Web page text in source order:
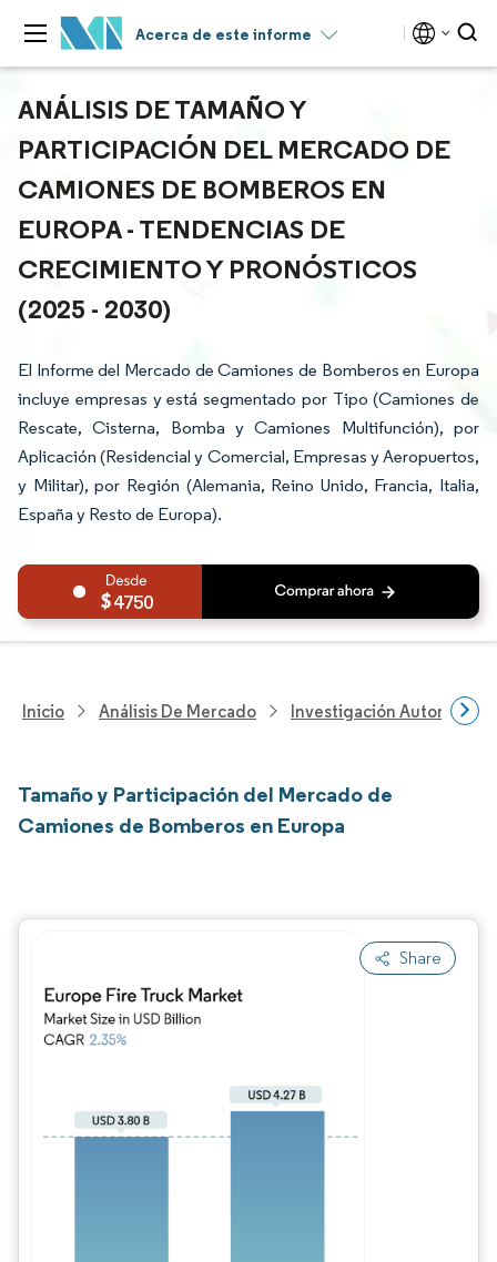
Acerca de este informe
ANÁLISIS DE TAMAÑO Y
PARTICIPACIÓN DEL MERCADO DE
CAMIONES DE BOMBEROS EN
EUROPA - TENDENCIAS DE
CRECIMIENTO Y PRONÓSTICOS
(2025 - 2030)
El Informe del Mercado de Camiones de Bomberos en Europa
incluye empresas y está segmentado por Tipo (Camiones de
Rescate, Cisterna, Bomba y Camiones Multifunción), por
Aplicación (Residencial y Comercial, Empresas y Aeropuertos,
y Militar), por Región (Alemania, Reino Unido, Francia, Italia,
España y Resto de Europa).
4750
Inicio Análisis De Mercado Investigación Automotriz
Tamaño y Participación del Mercado de
Camiones de Bomberos en Europa
Share